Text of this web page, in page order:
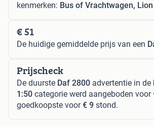
kenmerken: Bus of Vrachtwagen, Lion
€ 51
De huidige gemiddelde prijs van een
Prijscheck
De duurste Daf 2800 advertentie in de
1:50 categorie werd aangeboden voor
goedkoopste voor€ 9 stond.